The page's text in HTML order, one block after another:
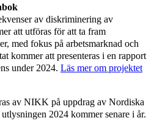
av diskriminering av
att utföras för att ta fram
med fokus på arbetsmarknad och
kommer att presenteras i en rapport
under 2024. Läs mer om projektet
av NIKK på uppdrag av Nordiska
2024 kommer senare i år.